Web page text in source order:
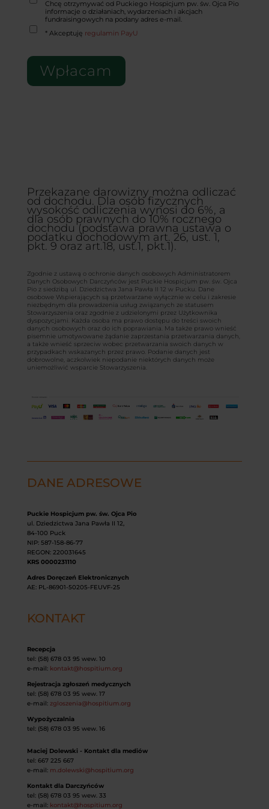
Chcę otrzymywać od Puckiego Hospicjum pw. św. Ojca Pio
informacje o działaniach, wydarzeniach i akcjach
fundraisingowych na podany adres e-mail.
* Akceptuję regulamin PayU
Wpłacam
Przekazane darowizny można odliczać
od dochodu. Dla osób fizycznych
wysokość odliczenia wynosi do 6%, a
dla osób prawnych do 10% rocznego
dochodu (podstawa prawna ustawa o
podatku dochodowym art. 26, ust. 1,
pkt. 9 oraz art.18, ust.1, pkt.1).
Zgodnie z ustawą o ochronie danych osobowych Administratorem
Danych Osobowych Darczyńców jest Puckie Hospicjum pw. św. Ojca
Pio z siedzibą ul. Dziedzictwa Jana Pawła II 12 w Pucku. Dane
osobowe Wspierających są przetwarzane wyłącznie w celu i zakresie
niezbędnym dla prowadzenia usług związanych ze statusem
Stowarzyszenia oraz zgodnie z udzielonymi przez Użytkownika
dyspozycjami. Każda osoba ma prawo dostępu do treści swoich
danych osobowych oraz do ich poprawiania. Ma także prawo wnieść
pisemnie umotywowane żądanie zaprzestania przetwarzania danych,
a także wnieść sprzeciw wobec przetwarzania swoich danych w
przypadkach wskazanych przez prawo. Podanie danych jest
dobrowolne, aczkolwiek niepodanie niektórych danych może
uniemożliwić wsparcie Stowarzyszenia.
DANE ADRESOWE
Puckie Hospicjum pw. św. Ojca Pio
ul. Dziedzictwa Jana Pawła II 12,
84-100 Puck
NIP: 587-158-86-77
REGON: 220031645
KRS 0000231110
Adres Doręczeń Elektronicznych
AE: PL-86901-50205-FEUVF-25
KONTAKT
Recepcja
tel: (58) 678 03 95 wew. 10
e-mail: kontakt@hospitium.org
Rejestracja zgłoszeń medycznych
tel: (58) 678 03 95 wew. 17
e-mail: zgloszenia@hospitium.org
Wypożyczalnia
tel: (58) 678 03 95 wew. 16
Maciej Dolewski - Kontakt dla mediów
tel: 667 225 667
e-mail: m.dolewski@hospitium.org
Kontakt dla Darczyńców
tel: (58) 678 03 95 wew. 33
e-mail: kontakt@hospitium.org